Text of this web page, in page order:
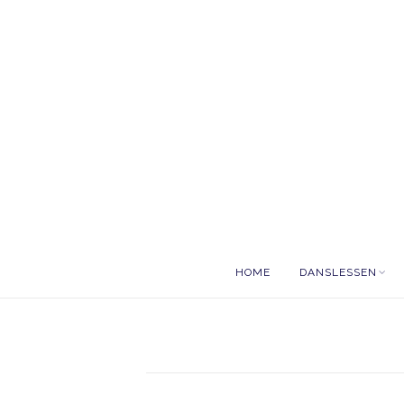
HOME DANSLESSEN